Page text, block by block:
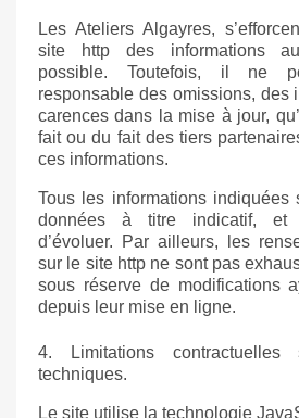
Les Ateliers Algayres,
site
httpdes informations
possible. Toutefois, il ne
responsable des omissions, des
carences dans la mise à jour,
fait ou du fait des tiers
ces informations.
Tous les informations indiquées
données à titre indicatif, et
d’évoluer. Par ailleurs, les
sur le site httpne sont pas
sous réserve de modifications
depuis leur mise en ligne.
4. Limitations
techniques.
Le site utilise la technologie